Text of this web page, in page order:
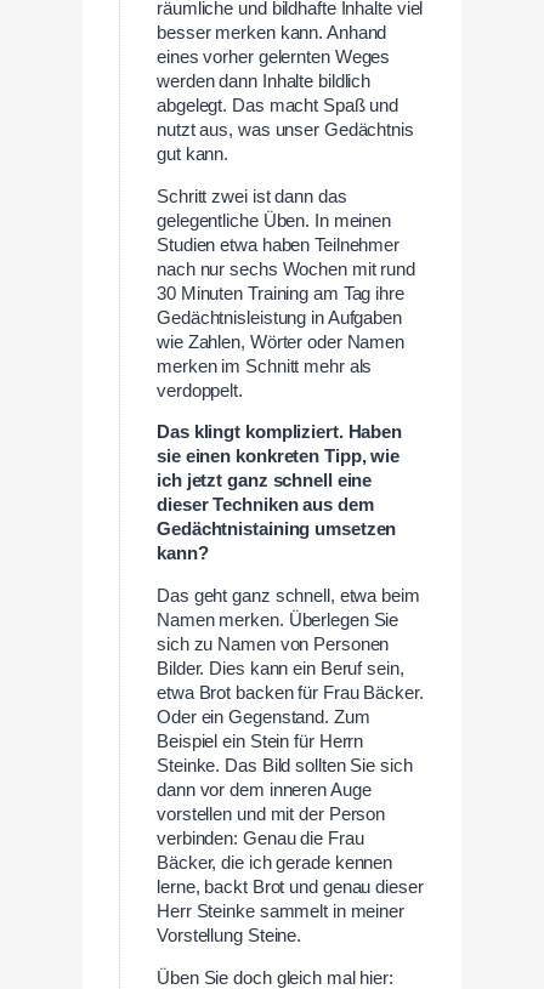
räumliche und bildhafte Inhalte viel
besser merken kann. Anhand
eines vorher gelernten Weges
werden dann Inhalte bildlich
abgelegt. Das macht Spaß und
nutzt aus, was unser Gedächtnis
gut kann.
Schritt zwei ist dann das
gelegentliche Üben. In meinen
Studien etwa haben Teilnehmer
nach nur sechs Wochen mit rund
30 Minuten Training am Tag ihre
Gedächtnisleistung in Aufgaben
wie Zahlen, Wörter oder Namen
merken im Schnitt mehr als
verdoppelt.
Das klingt kompliziert. Haben
sie einen konkreten Tipp, wie
ich jetzt ganz schnell eine
dieser Techniken aus dem
Gedächtnistaining umsetzen
kann?
Das geht ganz schnell, etwa beim
Namen merken. Überlegen Sie
sich zu Namen von Personen
Bilder. Dies kann ein Beruf sein,
etwa Brot backen für Frau Bäcker.
Oder ein Gegenstand. Zum
Beispiel ein Stein für Herrn
Steinke. Das Bild sollten Sie sich
dann vor dem inneren Auge
vorstellen und mit der Person
verbinden: Genau die Frau
Bäcker, die ich gerade kennen
lerne, backt Brot und genau dieser
Herr Steinke sammelt in meiner
Vorstellung Steine.
Üben Sie doch gleich mal hier: